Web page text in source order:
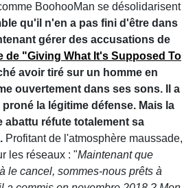
BoohooMan se désolidarisent
qu'il n'en a pas fini d'être dans
gérer des accusations de
de "Giving What It's Supposed To
avoir tiré sur un homme en
ouvertement dans ses sons. Il a
la légitime défense. Mais la
abattu réfute totalement sa
Profitant de l'atmosphère maussade,
les réseaux : "Maintenant que
le cancel, sommes-nous prêts à